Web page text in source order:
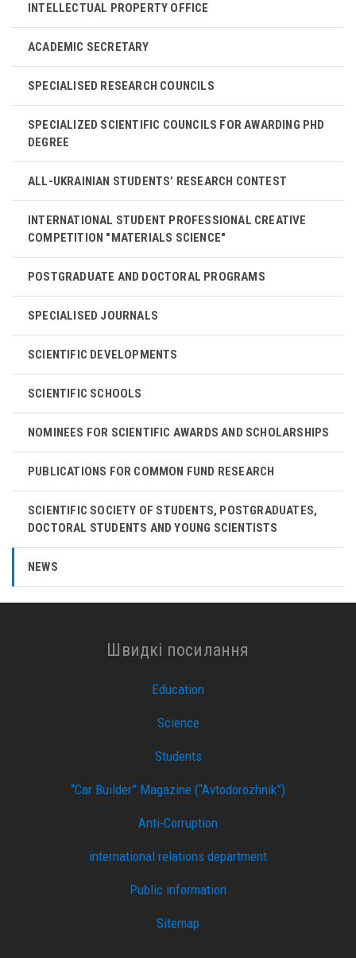
INTELLECTUAL PROPERTY OFFICE
ACADEMIC SECRETARY
SPECIALISED RESEARCH COUNCILS
SPECIALIZED SCIENTIFIC COUNCILS FOR AWARDING PHD
DEGREE
ALL-UKRAINIAN STUDENTS’ RESEARCH CONTEST
INTERNATIONAL STUDENT PROFESSIONAL CREATIVE
COMPETITION "MATERIALS SCIENCE"
POSTGRADUATE AND DOCTORAL PROGRAMS
SPECIALISED JOURNALS
SCIENTIFIC DEVELOPMENTS
SCIENTIFIC SCHOOLS
NOMINEES FOR SCIENTIFIC AWARDS AND SCHOLARSHIPS
PUBLICATIONS FOR COMMON FUND RESEARCH
SCIENTIFIC SOCIETY OF STUDENTS, POSTGRADUATES,
DOCTORAL STUDENTS AND YOUNG SCIENTISTS
NEWS
Швидкі посилання
Education
Science
Students
“Car Builder” Magazine (“Avtodorozhnik”)
Anti-Corruption
international relations department
Public information
Sitemap